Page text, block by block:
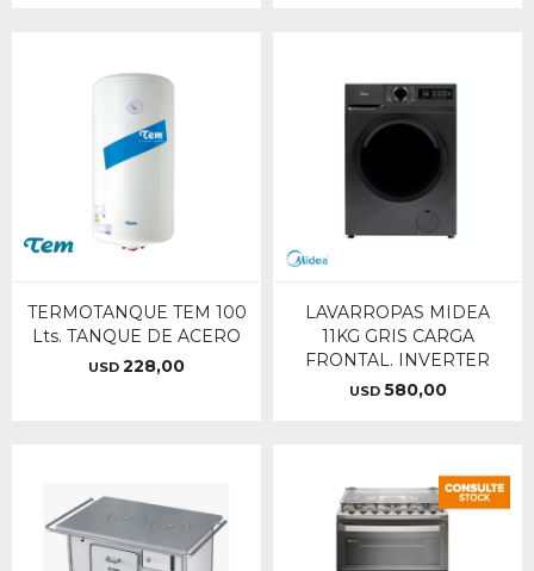
TERMOTANQUE TEM 100
Lts. TANQUE DE ACERO
USD 228,00
LAVARROPAS MIDEA
11KG GRIS CARGA
FRONTAL. INVERTER
USD 580,00